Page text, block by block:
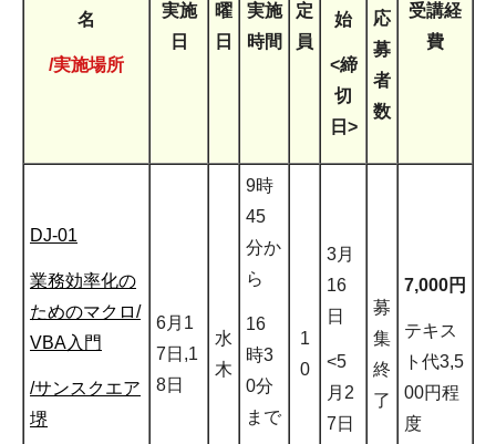
名
/実施場所
実施
日
曜
日
実施
時間
定
員
始
<締
切
日>
応
募
者
数
受講経
費
DJ-01
業務効率化の
ためのマクロ/
VBA入門
/サンスクエア
堺
6月1
7日,1
8日
水
木
9時
45
分か
ら
16
時3
0分
まで
1
0
3月
16
日
<5
月2
7日
募
集
終
了
7,000円
テキス
ト代3,5
00円程
度